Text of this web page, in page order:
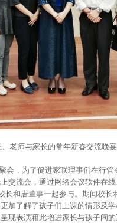
老师与家长的常年新春交流晚
会，为了促进家联理事们在行
交流会，通过网络会议软件在
长和唐董事一起参与。期间校
加了解了孩子们上课的情形及
现表演藉此增进家长与孩子间